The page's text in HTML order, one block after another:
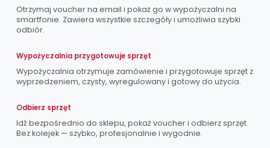
Otrzymaj voucher na email i pokaż go w wypożyczalni na
smartfonie. Zawiera wszystkie szczegóły i umożliwia szybki
odbiór.
Wypożyczalnia przygotowuje sprzęt
Wypożyczalnia otrzymuje zamówienie i przygotowuje sprzęt z
wyprzedzeniem, czysty, wyregulowany i gotowy do użycia.
Odbierz sprzęt
Idź bezpośrednio do sklepu, pokaż voucher i odbierz sprzęt.
Bez kolejek — szybko, profesjonalnie i wygodnie.